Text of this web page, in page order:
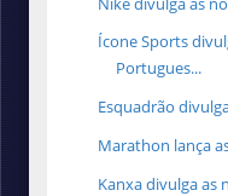
Ícone Sports
Portugues...
Esquadrão
Marathon lança
Kanxa divulga as